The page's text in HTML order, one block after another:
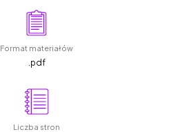
Format materiałów
.pdf
Liczba stron